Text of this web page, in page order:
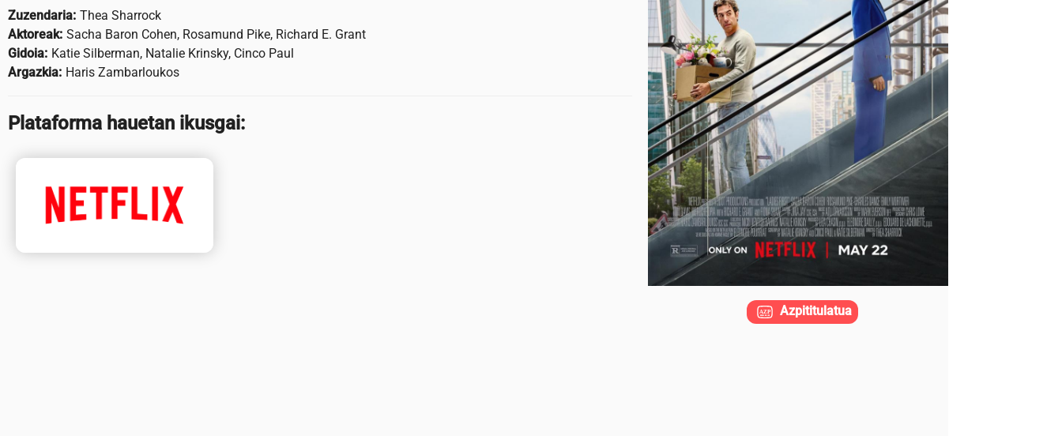
Zuzendaria: Thea Sharrock
Aktoreak: Sacha Baron Cohen, Rosamund Pike, Richard E. Grant
Gidoia: Katie Silberman, Natalie Krinsky, Cinco Paul
Argazkia: Haris Zambarloukos
Plataforma hauetan ikusgai:
Azpititulatua